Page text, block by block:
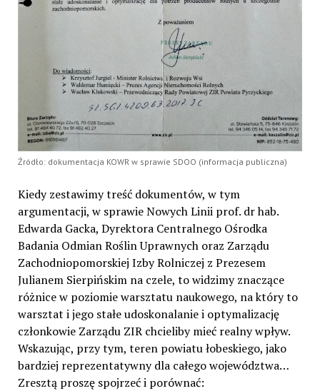
Źródło: dokumentacja KOWR w sprawie SDOO (informacja publiczna)
Kiedy zestawimy treść dokumentów, w tym
argumentacji, w sprawie Nowych Linii prof. dr hab.
Edwarda Gacka, Dyrektora Centralnego Ośrodka
Badania Odmian Roślin Uprawnych oraz Zarządu
Zachodniopomorskiej Izby Rolniczej z Prezesem
Julianem Sierpińskim na czele, to widzimy znaczące
różnice w poziomie warsztatu naukowego, na który to
warsztat i jego stałe udoskonalanie i optymalizację
członkowie Zarządu ZIR chcieliby mieć realny wpływ.
Wskazując, przy tym, teren powiatu łobeskiego, jako
bardziej reprezentatywny dla całego województwa…
Zresztą proszę spojrzeć i porównać: